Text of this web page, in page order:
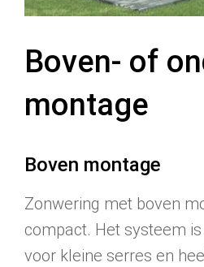
Boven- of
montage
Boven montage
Zonwering met boven
compact. Het systeem
voor kleine serres en